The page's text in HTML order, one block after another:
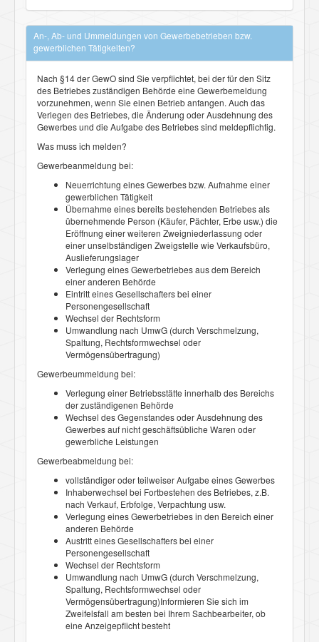
An-, Ab- und Ummeldungen von Gewerbebetrieben bzw.
gewerblichen Tätigkeiten?
Nach §14 der GewO sind Sie verpflichtet, bei der für den Sitz
des Betriebes zuständigen Behörde eine Gewerbemeldung
vorzunehmen, wenn Sie einen Betrieb anfangen. Auch das
Verlegen des Betriebes, die Änderung oder Ausdehnung des
Gewerbes und die Aufgabe des Betriebes sind meldepflichtig.
Was muss ich melden?
Gewerbeanmeldung bei:
Neuerrichtung eines Gewerbes bzw. Aufnahme einer
gewerblichen Tätigkeit
Übernahme eines bereits bestehenden Betriebes als
übernehmende Person (Käufer, Pächter, Erbe usw.) die
Eröffnung einer weiteren Zweigniederlassung oder
einer unselbständigen Zweigstelle wie Verkaufsbüro,
Auslieferungslager
Verlegung eines Gewerbetriebes aus dem Bereich
einer anderen Behörde
Eintritt eines Gesellschafters bei einer
Personengesellschaft
Wechsel der Rechtsform
Umwandlung nach UmwG (durch Verschmelzung,
Spaltung, Rechtsformwechsel oder
Vermögensübertragung)
Gewerbeummeldung bei:
Verlegung einer Betriebsstätte innerhalb des Bereichs
der zuständigenen Behörde
Wechsel des Gegenstandes oder Ausdehnung des
Gewerbes auf nicht geschäftsübliche Waren oder
gewerbliche Leistungen
Gewerbeabmeldung bei:
vollständiger oder teilweiser Aufgabe eines Gewerbes
Inhaberwechsel bei Fortbestehen des Betriebes, z.B.
nach Verkauf, Erbfolge, Verpachtung usw.
Verlegung eines Gewerbetriebes in den Bereich einer
anderen Behörde
Austritt eines Gesellschafters bei einer
Personengesellschaft
Wechsel der Rechtsform
Umwandlung nach UmwG (durch Verschmelzung,
Spaltung, Rechtsformwechsel oder
Vermögensübertragung)Informieren Sie sich im
Zweifelsfall am besten bei Ihrem Sachbearbeiter, ob
eine Anzeigepflicht besteht